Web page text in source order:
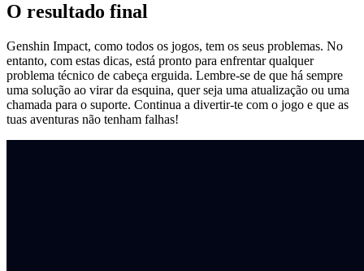
O resultado final
Genshin Impact, como todos os jogos, tem os seus problemas. No
entanto, com estas dicas, está pronto para enfrentar qualquer
problema técnico de cabeça erguida. Lembre-se de que há sempre
uma solução ao virar da esquina, quer seja uma atualização ou uma
chamada para o suporte. Continua a divertir-te com o jogo e que as
tuas aventuras não tenham falhas!